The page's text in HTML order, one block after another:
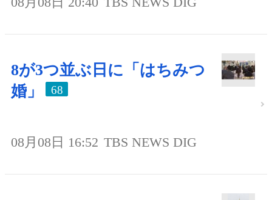
8が3つ並ぶ日に「はちみつ
婚」
68
08月08日 16:52 TBS NEWS DIG